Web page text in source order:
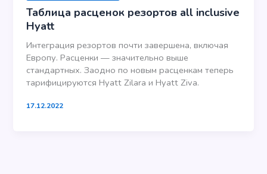
Таблица расценок резортов all inclusive
Hyatt
Интеграция резортов почти завершена, включая
Европу. Расценки — значительно выше
стандартных. Заодно по новым расценкам теперь
тарифицируются Hyatt Zilara и Hyatt Ziva.
17.12.2022